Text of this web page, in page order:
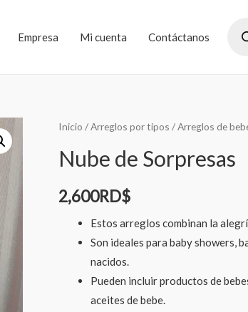
Empresa Mi cuenta Contáctanos
Inicio /Arreglos por tipos /Arreglos de
Nube de Sorpresas
2,600RD$
Estos arreglos combinan la
Son ideales para baby showers,
nacidos.
Pueden incluir productos de
aceites de bebe.